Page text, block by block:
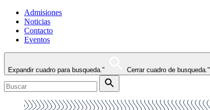
Admisiones
Noticias
Contacto
Eventos
Expandir cuadro para busqueda." Cerrar cuadro de busqueda."